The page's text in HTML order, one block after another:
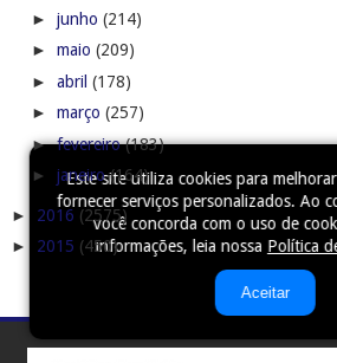
Este site utiliza cookies para
fornecer serviços personalizados. Ao
você concorda com o uso de
informações, leia nossa Política
Aceitar
► junho (214)
► maio (209)
► abril (178)
► março (257)
►fevereiro(183)
► janeiro(164)
► 2016 (2575)
► 2015 (450)